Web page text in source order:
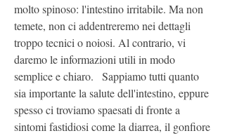
molto spinoso: l'intestino irritabile. Ma non
temete, non ci addentreremo nei dettagli
troppo tecnici o noiosi. Al contrario, vi
daremo le informazioni utili in modo
semplice e chiaro.   Sappiamo tutti quanto
sia importante la salute dell'intestino, eppure
spesso ci troviamo spaesati di fronte a
sintomi fastidiosi come la diarrea, il gonfiore